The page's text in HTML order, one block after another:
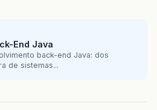
End Java
back-end Java: dos
de sistemas...